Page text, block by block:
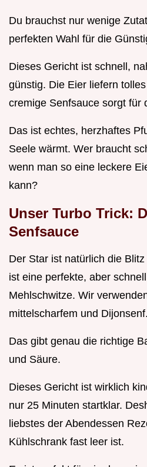
Du brauchst nur wenige
perfekten Wahl für die
Dieses Gericht ist schnell,
günstig. Die Eier liefern
cremige Senfsauce sorgt für
Das ist echtes, herzhaftes
Seele wärmt. Wer braucht
wenn man so eine leckere
kann?
Unser Turbo Trick:
Senfsauce
Der Star ist natürlich die
ist eine perfekte, aber
Mehlschwitze. Wir
mittelscharfem und Dijonsenf.
Das gibt genau die richtige
und Säure.
Dieses Gericht ist wirklich
nur 25 Minuten startklar.
liebstes der Abendessen
Kühlschrank fast leer ist.